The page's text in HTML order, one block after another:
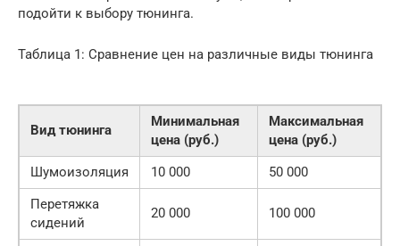
подойти к выбору тюнинга.
Таблица 1: Сравнение цен на различные виды тюнинга
Вид тюнинга
Минимальная
цена (руб.)
Максимальная
цена (руб.)
Шумоизоляция
10 000
50 000
Перетяжка
сидений
20 000 100 000